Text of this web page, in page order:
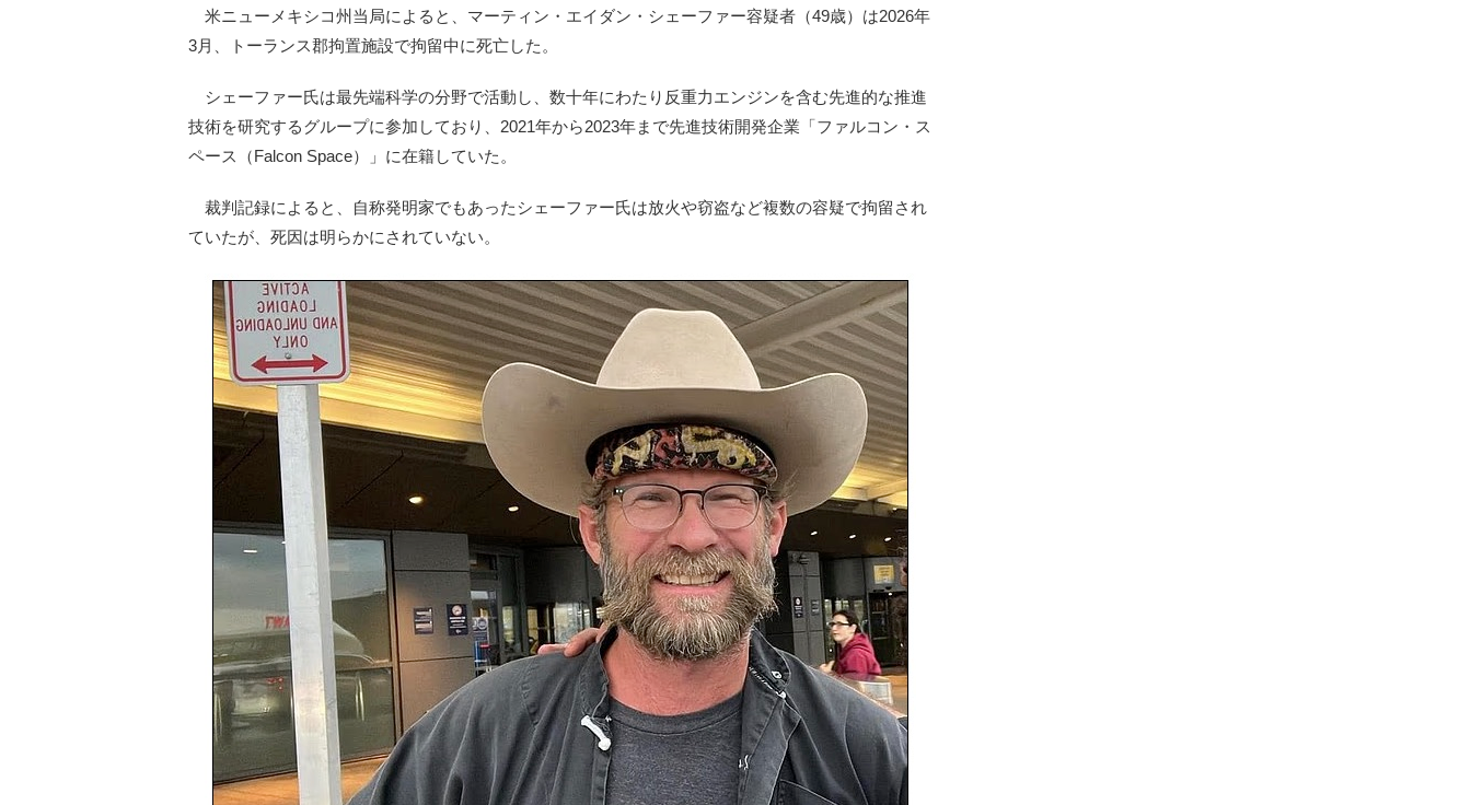
米ニューメキシコ州当局によると、マーティン・エイダン・シェーファー容疑者（49歳）は2026年
3月、トーランス郡拘置施設で拘留中に死亡した。
シェーファー氏は最先端科学の分野で活動し、数十年にわたり反重力エンジンを含む先進的な推進
技術を研究するグループに参加しており、2021年から2023年まで先進技術開発企業「ファルコン・ス
ペース（Falcon Space）」に在籍していた。
裁判記録によると、自称発明家でもあったシェーファー氏は放火や窃盗など複数の容疑で拘留され
ていたが、死因は明らかにされていない。